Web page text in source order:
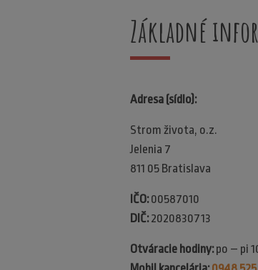
Základné
Adresa (sídlo):
Strom života, o.z.
Jelenia 7
811 05 Bratislava
IČO:00587010
DIČ:2020830713
Otváracie hodiny:po – pi